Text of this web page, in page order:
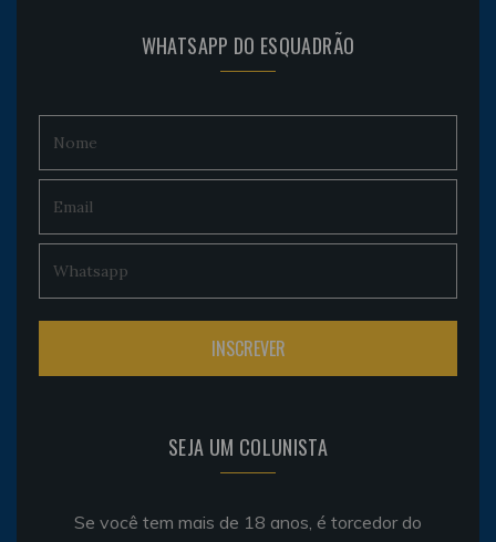
WHATSAPP DO ESQUADRÃO
SEJA UM COLUNISTA
Se você tem mais de 18 anos, é torcedor do